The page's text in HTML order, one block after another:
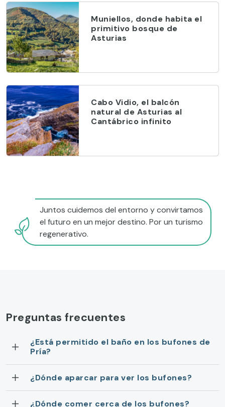
Muniellos, donde habita el
primitivo bosque de
Asturias
Cabo Vidio, el balcón
natural de Asturias al
Cantábrico infinito
Juntos cuidemos del entorno y convirtamos
el futuro en un mejor destino. Por un turismo
regenerativo.
Preguntas frecuentes
¿Está permitido el baño en los bufones de
Pría?
¿Dónde aparcar para ver los bufones?
¿Dónde comer cerca de los bufones?